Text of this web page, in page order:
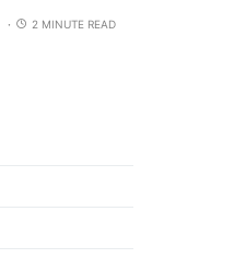
2 MINUTE READ